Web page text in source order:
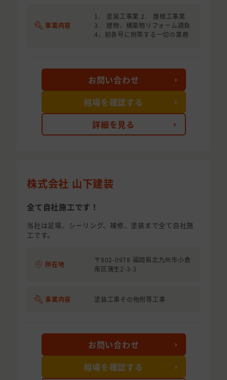
事業内容
1. 塗装工事業 2. 屋根工事業
3. 建物、構築物リフォーム請負
4、前各号に附帯する一切の業務
詳細を見る
お問い合わせ
相場を確認する
株式会社 山下建装
全て自社施工です！
当社は足場、シーリング、補修、塗装まで全て自社施
工です。
所在地
〒802-0978 福岡県北九州市小倉
南区蒲生2-3-3
事業内容 塗装工事その他附帯工事
お問い合わせ
相場を確認する